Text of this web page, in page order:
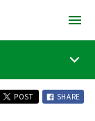
POST SHARE